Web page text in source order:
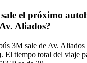
el próximo
Aliados?
3M sale de Av. Aliados
El tiempo total del viaje